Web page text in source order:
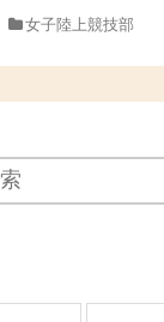
女子陸上競技部